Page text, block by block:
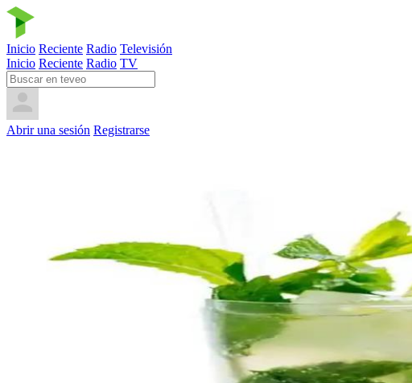
Inicio Reciente Radio Televisión
Inicio Reciente Radio TV
Abrir una sesión Registrarse